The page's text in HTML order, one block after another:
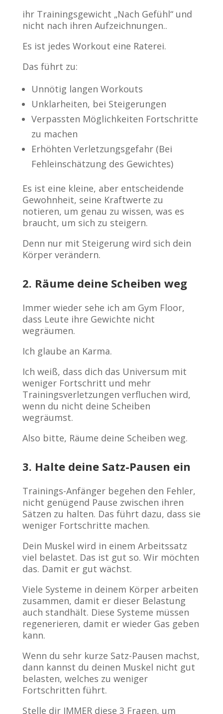
ihr Trainingsgewicht „Nach Gefühl“ und
nicht nach ihren Aufzeichnungen..
Es ist jedes Workout eine Raterei.
Das führt zu:
Unnötig langen Workouts
Unklarheiten, bei Steigerungen
Verpassten Möglichkeiten Fortschritte
zu machen
Erhöhten Verletzungsgefahr (Bei
Fehleinschätzung des Gewichtes)
Es ist eine kleine, aber entscheidende
Gewohnheit, seine Kraftwerte zu
notieren, um genau zu wissen, was es
braucht, um sich zu steigern.
Denn nur mit Steigerung wird sich dein
Körper verändern.
2. Räume deine Scheiben weg
Immer wieder sehe ich am Gym Floor,
dass Leute ihre Gewichte nicht
wegräumen.
Ich glaube an Karma.
Ich weiß, dass dich das Universum mit
weniger Fortschritt und mehr
Trainingsverletzungen verfluchen wird,
wenn du nicht deine Scheiben
wegräumst.
Also bitte, Räume deine Scheiben weg.
3. Halte deine Satz-Pausen ein
Trainings-Anfänger begehen den Fehler,
nicht genügend Pause zwischen ihren
Sätzen zu halten. Das führt dazu, dass sie
weniger Fortschritte machen.
Dein Muskel wird in einem Arbeitssatz
viel belastet. Das ist gut so. Wir möchten
das. Damit er gut wächst.
Viele Systeme in deinem Körper arbeiten
zusammen, damit er dieser Belastung
auch standhält. Diese Systeme müssen
regenerieren, damit er wieder Gas geben
kann.
Wenn du sehr kurze Satz-Pausen machst,
dann kannst du deinen Muskel nicht gut
belasten, welches zu weniger
Fortschritten führt.
Stelle dir IMMER diese 3 Fragen, um